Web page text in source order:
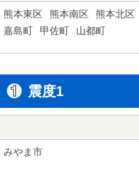
熊本東区 熊本南区 熊本北区
嘉島町
甲佐町 山都町
震度1
みやま市